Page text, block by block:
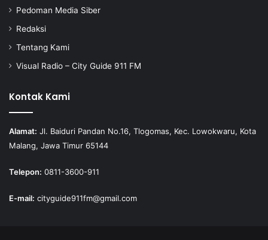
Pedoman Media Siber
Redaksi
Tentang Kami
Visual Radio – City Guide 911 FM
Kontak Kami
Alamat: Jl. Baiduri Pandan No.16, Tlogomas, Kec. Lowokwaru, Kota
Malang, Jawa Timur 65144
Telepon: 0811-3600-911
E-mail: cityguide911fm@gmail.com